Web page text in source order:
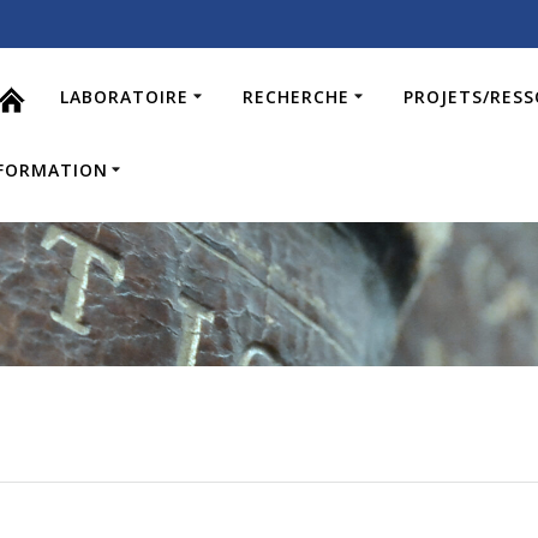
LABORATOIRE RECHERCHE PROJETS/